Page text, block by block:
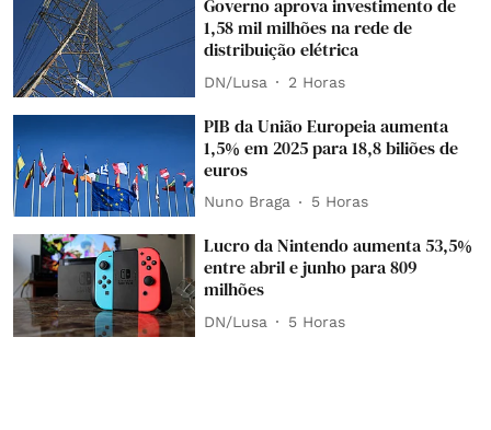
Governo aprova investimento de
1,58 mil milhões na rede de
distribuição elétrica
DN/Lusa 2 Horas
PIB da União Europeia aumenta
1,5% em 2025 para 18,8 biliões de
euros
Nuno Braga 5 Horas
Lucro da Nintendo aumenta 53,5%
entre abril e junho para 809
milhões
DN/Lusa 5 Horas